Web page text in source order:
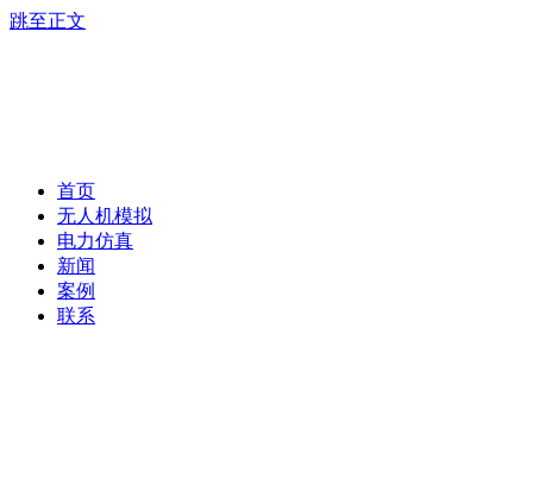
跳至正文
首页
无人机模拟
电力仿真
新闻
案例
联系